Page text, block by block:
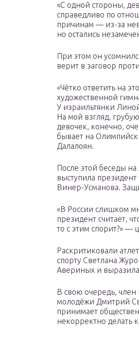
«С одной стороны,
справедливо по
причинам — из-за
но остались
При этом он
верит в заговор
«Чётко ответить на
художественной
У израильтянки
На мой взгляд,
девочек, конечно,
бывает на
Далалоян.
После этой беседы
выступила
Винер-Усманова.
«В России слишком
президент считает,
то с этим спорит?» —
Раскритиковали
спорту Светлана
Авериных и
В свою очередь, член
молодёжи Дмитрий
принимает
некорректно делать